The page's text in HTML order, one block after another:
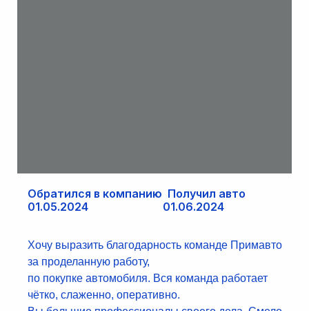
Обратился в компанию Получил авто
01.05.2024 01.06.2024
Хочу выразить благодарность команде Примавто
за проделанную работу,
по покупке автомобиля. Вся команда работает
чётко, слаженно, оперативно.